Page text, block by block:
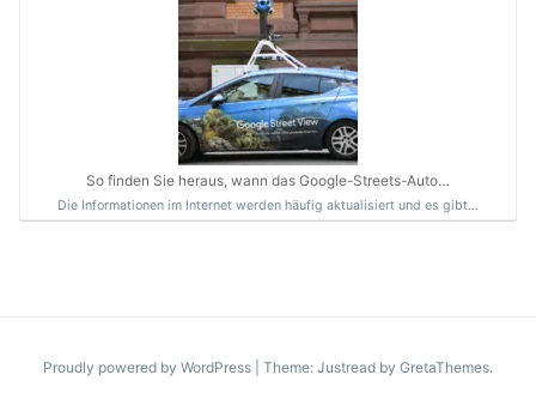
So finden Sie heraus, wann das Google-Streets-Auto…
Die Informationen im Internet werden häufig aktualisiert und es gibt…
Proudly powered by WordPress Theme: Justread by GretaThemes.